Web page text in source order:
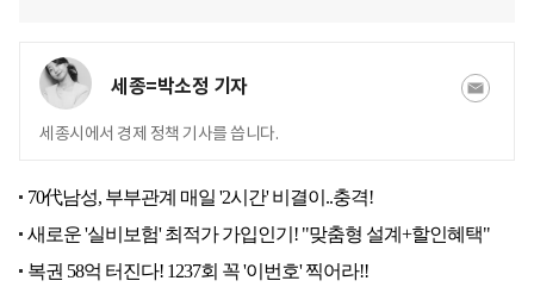
세종=박소정 기자
세종시에서 경제 정책 기사를 씁니다.